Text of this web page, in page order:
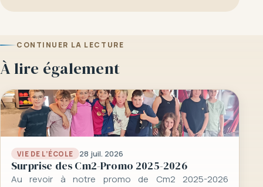
CONTINUER LA LECTURE
À lire également
VIE DE L’ÉCOLE 28 juil. 2026
Surprise des Cm2-Promo 2025-2026
Au revoir à notre promo de Cm2 2025-2026